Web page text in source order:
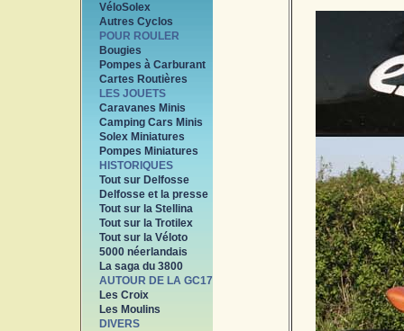
VéloSolex
Autres Cyclos
POUR ROULER
Bougies
Pompes à Carburant
Cartes Routières
LES JOUETS
Caravanes Minis
Camping Cars Minis
Solex Miniatures
Pompes Miniatures
HISTORIQUES
Tout sur Delfosse
Delfosse et la presse
Tout sur la Stellina
Tout sur la Trotilex
Tout sur la Véloto
5000 néerlandais
La saga du 3800
AUTOUR DE LA GC17
Les Croix
Les Moulins
DIVERS